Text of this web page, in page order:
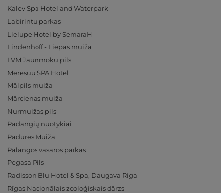
Kalev Spa Hotel and Waterpark
Labirintų parkas
Lielupe Hotel by SemaraH
Lindenhoff - Liepas muiža
LVM Jaunmoku pils
Meresuu SPA Hotel
Mālpils muiža
Mārcienas muiža
Nurmuižas pils
Padangių nuotykiai
Padures Muiža
Palangos vasaros parkas
Pegasa Pils
Radisson Blu Hotel & Spa, Daugava Riga
Rīgas Nacionālais zooloģiskais dārzs